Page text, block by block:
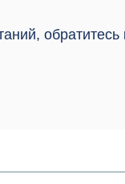
обратитесь